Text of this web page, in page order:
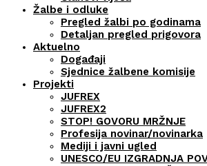
Žalbe i odluke
Pregled žalbi po godinama
Detaljan pregled prigovora
Aktuelno
Događaji
Sjednice žalbene komisije
Projekti
JUFREX
JUFREX2
STOP! GOVORU MRŽNJE
Profesija novinar/novinarka
Mediji i javni ugled
UNESCO/EU IZGRADNJA